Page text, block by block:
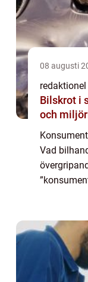
08 augusti
redaktionel
Bilskrot i
och
Vad
hörnsten